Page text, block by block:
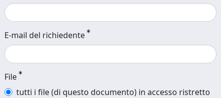
E-mail del richiedente
File
tutti i file (di questo documento) in accesso ristretto